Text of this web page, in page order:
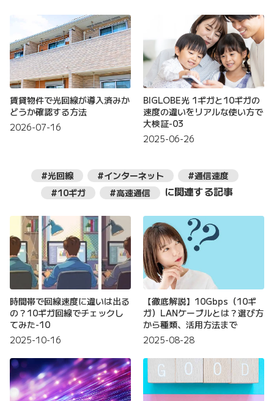
賃貸物件で光回線が導入済みか
どうか確認する方法
2026-07-16
BIGLOBE光 1ギガと10ギガの
速度の違いをリアルな使い方で
大検証-03
2025-06-26
#光回線 #インターネット
#通信速度
#10ギガ
#高速通信 に関連する記事
時間帯で回線速度に違いは出る
の？10ギガ回線でチェックし
てみた-10
2025-10-16
【徹底解説】10Gbps（10ギ
ガ）LANケーブルとは？選び方
から種類、活用方法まで
2025-08-28